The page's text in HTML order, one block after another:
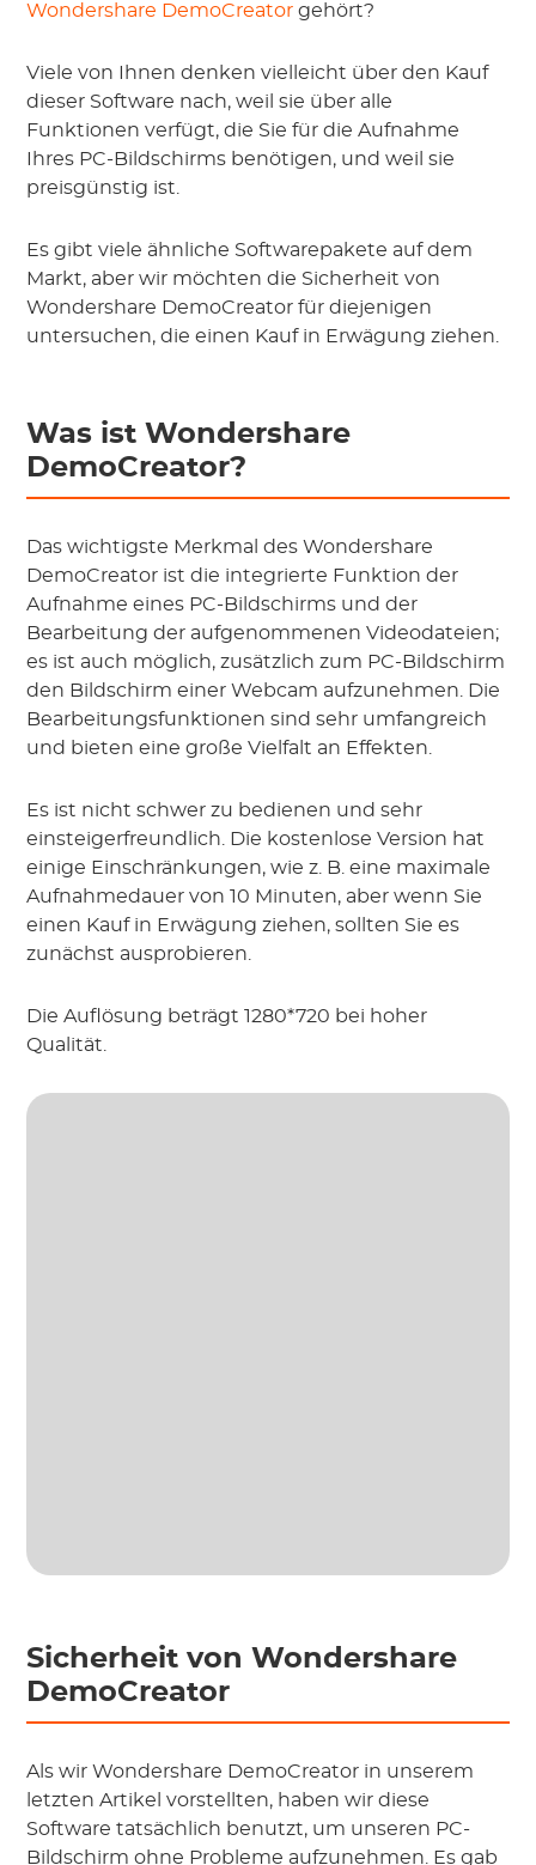
Wondershare DemoCreator gehört?
Viele von Ihnen denken vielleicht über den Kauf
dieser Software nach, weil sie über alle
Funktionen verfügt, die Sie für die Aufnahme
Ihres PC-Bildschirms benötigen, und weil sie
preisgünstig ist.
Es gibt viele ähnliche Softwarepakete auf dem
Markt, aber wir möchten die Sicherheit von
Wondershare DemoCreator für diejenigen
untersuchen, die einen Kauf in Erwägung ziehen.
Was ist Wondershare
DemoCreator?
Das wichtigste Merkmal des Wondershare
DemoCreator ist die integrierte Funktion der
Aufnahme eines PC-Bildschirms und der
Bearbeitung der aufgenommenen Videodateien;
es ist auch möglich, zusätzlich zum PC-Bildschirm
den Bildschirm einer Webcam aufzunehmen. Die
Bearbeitungsfunktionen sind sehr umfangreich
und bieten eine große Vielfalt an Effekten.
Es ist nicht schwer zu bedienen und sehr
einsteigerfreundlich. Die kostenlose Version hat
einige Einschränkungen, wie z. B. eine maximale
Aufnahmedauer von 10 Minuten, aber wenn Sie
einen Kauf in Erwägung ziehen, sollten Sie es
zunächst ausprobieren.
Die Auflösung beträgt 1280*720 bei hoher
Qualität.
Sicherheit von Wondershare
DemoCreator
Als wir Wondershare DemoCreator in unserem
letzten Artikel vorstellten, haben wir diese
Software tatsächlich benutzt, um unseren PC-
Bildschirm ohne Probleme aufzunehmen. Es gab